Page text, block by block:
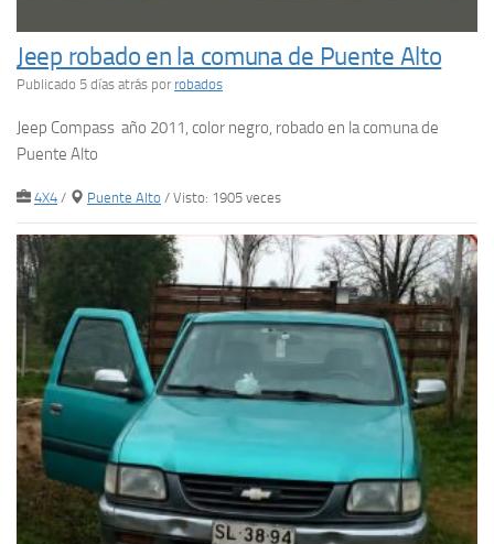
Jeep robado en la comuna de Puente Alto
Publicado 5 días atrás por robados
Jeep Compass año 2011, color negro, robado en la comuna de
Puente Alto
4X4 / Puente Alto / Visto: 1905 veces